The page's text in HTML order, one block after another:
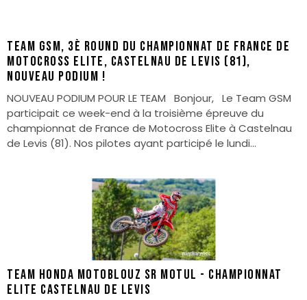
Team GSM, 3è round du championnat de France de
Motocross Elite, Castelnau de Levis (81),
nouveau podium !
NOUVEAU PODIUM POUR LE TEAM Bonjour, Le Team GSM
participait ce week-end à la troisième épreuve du
championnat de France de Motocross Elite à Castelnau
de Levis (81). Nos pilotes ayant participé le lundi...
TEAM HONDA MOTOBLOUZ SR MOTUL - CHAMPIONNAT
ELITE CASTELNAU DE LEVIS